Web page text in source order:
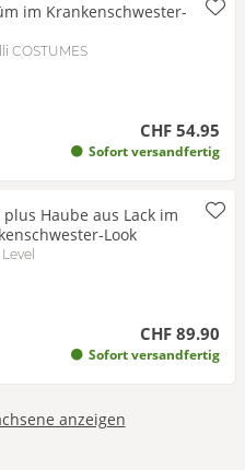
im Krankenschwester-
COSTUMES
CHF 54.95
Sofort versandfertig
plus Haube aus Lack im
Look
CHF 89.90
Sofort versandfertig
anzeigen